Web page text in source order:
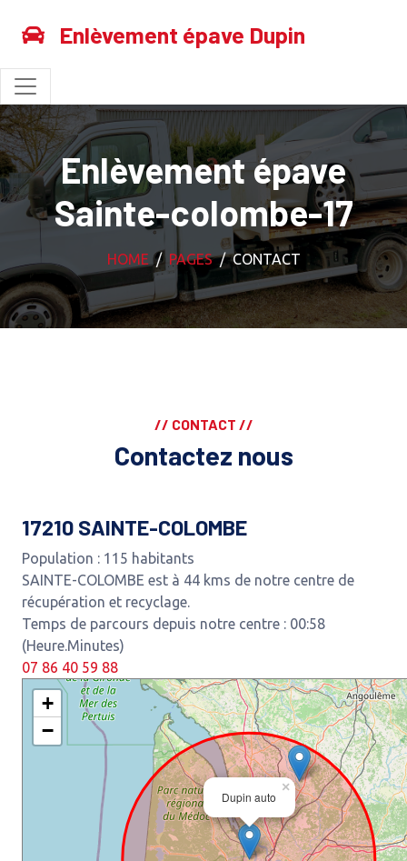
Enlèvement épave Dupin
Enlèvement épave
Sainte-colombe-17
HOME PAGES CONTACT
// CONTACT //
Contactez nous
17210 SAINTE-COLOMBE
Population : 115 habitants
SAINTE-COLOMBE est à 44 kms de notre centre de
récupération et recyclage.
Temps de parcours depuis notre centre : 00:58
(Heure.Minutes)
07 86 40 59 88
Dupin auto
×
+
−